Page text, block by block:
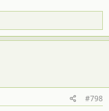
#798